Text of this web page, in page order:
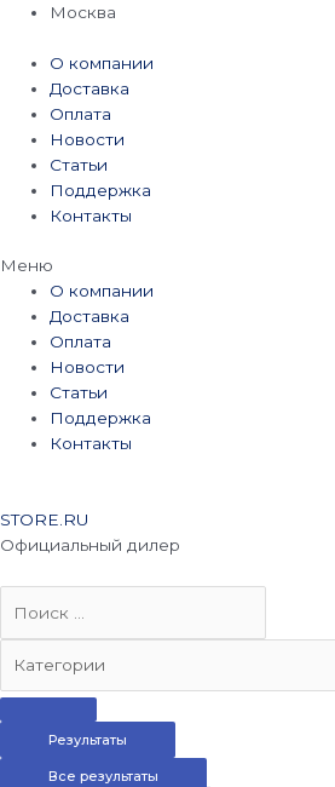
Перейти
содержимому
Москва
О компании
Доставка
Оплата
Новости
Статьи
Поддержка
Контакты
Меню
О компании
Доставка
Оплата
Новости
Статьи
Поддержка
Контакты
STORE.RU
Официальный дилер
Результаты
Все результаты